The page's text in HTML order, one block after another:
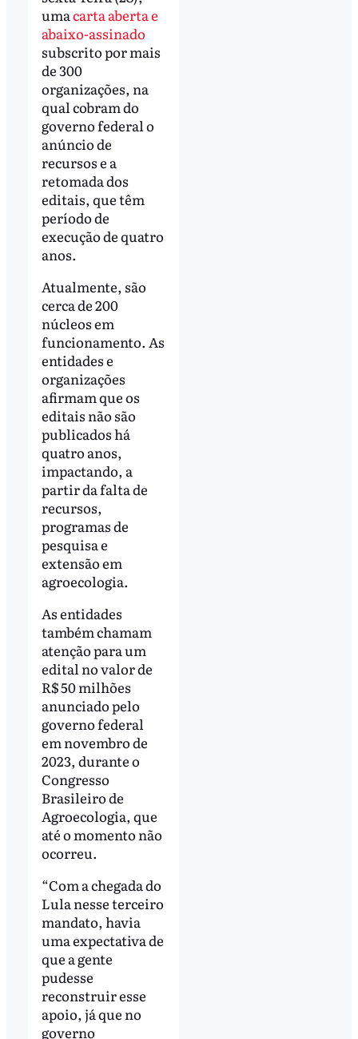
umacarta aberta e
abaixo-assinado
subscrito por mais
de 300
organizações, na
qual cobram do
governo federal o
anúncio de
recursos e a
retomada dos
editais, que têm
período de
execução de quatro
anos.
Atualmente, são
cerca de 200
núcleos em
funcionamento. As
entidades e
organizações
afirmam que os
editais não são
publicados há
quatro anos,
impactando, a
partir da falta de
recursos,
programas de
pesquisa e
extensão em
agroecologia.
As entidades
também chamam
atenção para um
edital no valor de
R$ 50 milhões
anunciado pelo
governo federal
em novembro de
2023, durante o
Congresso
Brasileiro de
Agroecologia, que
até o momento não
ocorreu.
“Com a chegada do
Lula nesse terceiro
mandato, havia
uma expectativa de
que a gente
pudesse
reconstruir esse
apoio, já que no
governo